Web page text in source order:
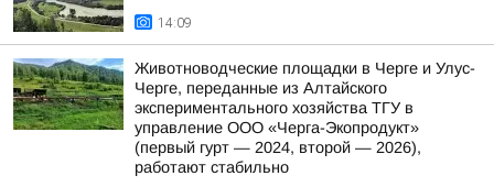
14:09
Животноводческие площадки в Черге и Улус-
Черге, переданные из Алтайского
экспериментального хозяйства ТГУ в
управление ООО «Черга-Экопродукт»
(первый гурт — 2024, второй — 2026),
работают стабильно